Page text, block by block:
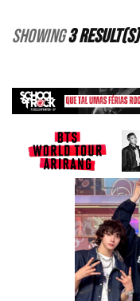
Showing3 Result(s)